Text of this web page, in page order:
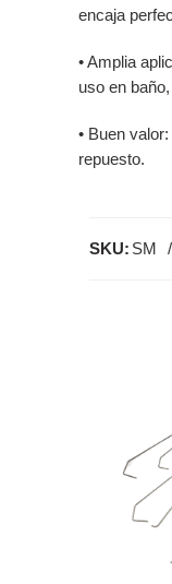
encaja
• Amplia
uso en
• Buen
repuesto.
SKU: SM